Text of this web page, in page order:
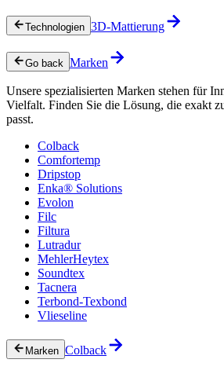
Technologien 3D-Mattierung
Go back Marken
Unsere spezialisierten Marken stehen für
Vielfalt. Finden Sie die Lösung, die exakt
passt.
Colback
Comfortemp
Dripstop
Enka® Solutions
Evolon
Filc
Filtura
Lutradur
MehlerHeytex
Soundtex
Tacnera
Terbond-Texbond
Vlieseline
Marken Colback